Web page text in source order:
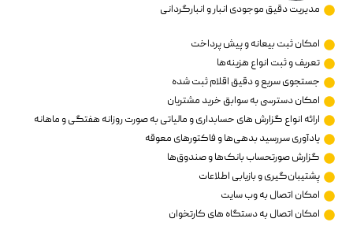
مدیریت دقیق موجودی انبار و انبارگردانی
امکان ثبت بیعانه و پیش پرداخت
تعریف و ثبت انواع هزینه‌ها
جستجوی سریع و دقیق اقلام ثبت شده​
امکان دسترسی به سوابق خرید مشتریان
ارائه انواع گزارش های حسابداری و مالیاتی به صورت روزانه هفتگی و ماهانه
یادآوری سررسید بدهی‌ها و فاکتورهای معوقه
گزارش صورتحساب بانک‌ها و صندوق‌ها
پشتیبان‌گیری و بازیابی اطلاعات
امکان اتصال به وب سایت
امکان اتصال به دستگاه های کارتخوان